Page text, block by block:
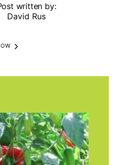
written by:
David Rus